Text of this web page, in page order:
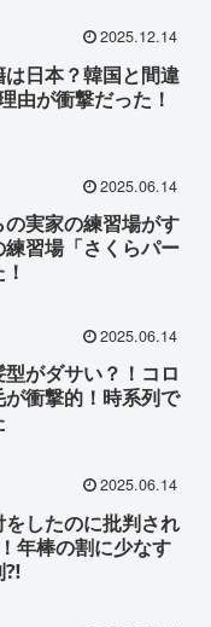
2025.12.14
日本？韓国と間違
由が衝撃だった！
2025.06.14
の実家の練習場がす
練習場「さくらパー
2025.06.14
がダサい？！コロ
衝撃的！時系列で
2025.06.14
したのに批判され
年棒の割に少なす
⁈